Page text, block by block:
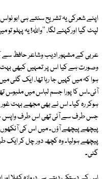
اپنے شعرکی یہ تشریح سنتے ہی ابو
لپٹ گیا اورکہنے لگا، ''واللہ! یہ پہلو
عربی کے مشہور ادیب وشاعر حافظ
وصورت ہے کیا اس پر تمہیں کبھی بہت
ہوا کہ میں کہیں جا رہا تھا، ایک گلی
آئی۔اس کا پورا جسم لباس میں ملبوس
ہوکر رہ گیا۔ اس نے بھی مجھے بہت غور
جس طرف سے آئی تھی اس طرف واپس
پیچھے پیچھے آؤں۔ میں اس کی
پیچھے ہولیا۔ وہ کچھ دور چل کر
گئی۔